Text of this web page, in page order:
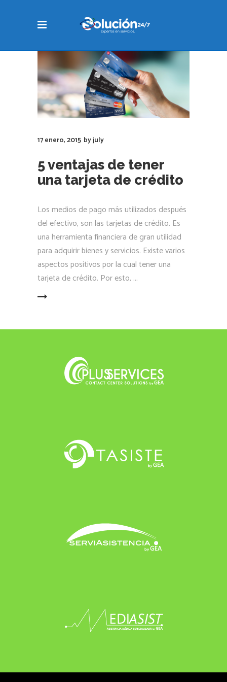
17 enero, 2015 byjuly
5 ventajas de tener
una tarjeta de crédito
Los medios de pago más utilizados después
del efectivo, son las tarjetas de crédito. Es
una herramienta financiera de gran utilidad
para adquirir bienes y servicios. Existe varios
aspectos positivos por la cual tener una
tarjeta de crédito. Por esto,